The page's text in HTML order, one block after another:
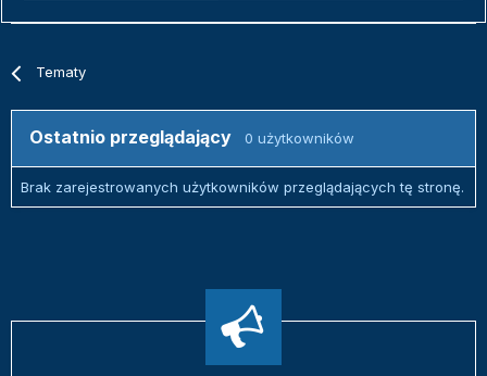
Tematy
Ostatnio przeglądający 0 użytkowników
Brak zarejestrowanych użytkowników przeglądających tę stronę.